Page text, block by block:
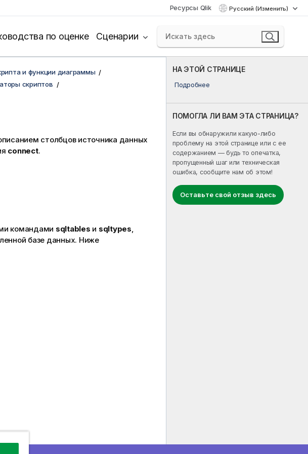
Ресурсы Qlik Русский (Изменить)
по оценке Сценарии
НА ЭТОЙ СТРАНИЦЕ
Подробнее
ПОМОГЛА ЛИ ВАМ ЭТА СТРАНИЦА?
Если вы обнаружили какую-либо
проблему на этой странице или с ее
содержанием — будь то опечатка,
пропущенный шаг или техническая
ошибка, сообщите нам об этом!
Оставьте свой отзыв здесь
и функции диаграммы
скриптов
столбцов источника данных
connect.
командами sqltables и sqltypes,
базе данных. Ниже